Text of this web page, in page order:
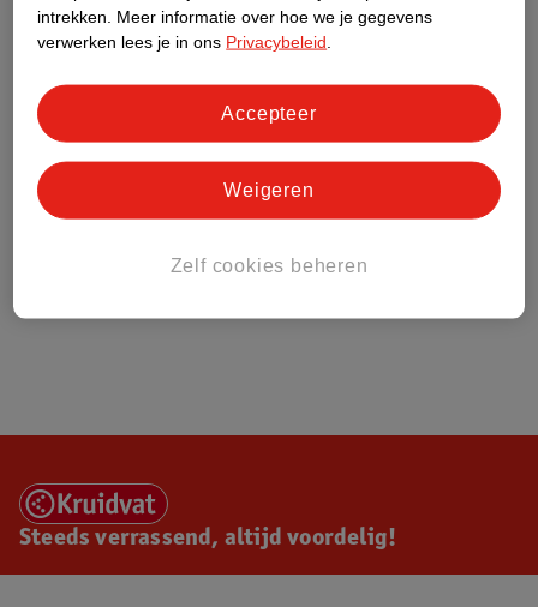
Over Kruidvat
Steeds verrassend, altijd voordelig!
intrekken.
Meer informatie over hoe we je gegevens
verwerken lees je in ons Privacybeleid
Zelf cookies beheren
Weigeren
Accepteer